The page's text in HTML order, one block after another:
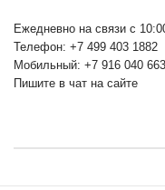
Ежедневно на связи с
Телефон: +7 499 403 1882
Мобильный: +7 916 040
Пишите в чат на сайте